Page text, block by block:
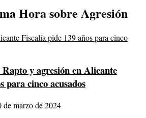
Hora sobre Agresión
Rapto y agresión en Alicante
para cinco acusados
de marzo de 2024